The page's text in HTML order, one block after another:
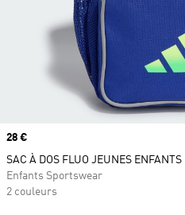
Prix
28 €
SAC À DOS FLUO JEUNES ENFANTS
Enfants Sportswear
2 couleurs